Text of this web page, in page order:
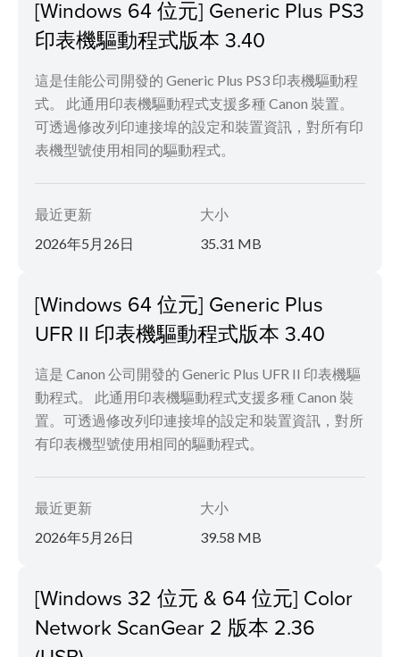
[Windows 64 位元] Generic Plus PS3
印表機驅動程式版本 3.40
這是佳能公司開發的 Generic Plus PS3 印表機驅動程
式。 此通用印表機驅動程式支援多種 Canon 裝置。
可透過修改列印連接埠的設定和裝置資訊，對所有印
表機型號使用相同的驅動程式。
最近更新
2026年5月26日
大小
35.31 MB
[Windows 64 位元] Generic Plus
UFR II 印表機驅動程式版本 3.40
這是 Canon 公司開發的 Generic Plus UFR II 印表機驅
動程式。 此通用印表機驅動程式支援多種 Canon 裝
置。可透過修改列印連接埠的設定和裝置資訊，對所
有印表機型號使用相同的驅動程式。
最近更新
2026年5月26日
大小
39.58 MB
[Windows 32 位元 & 64 位元] Color
Network ScanGear 2 版本 2.36